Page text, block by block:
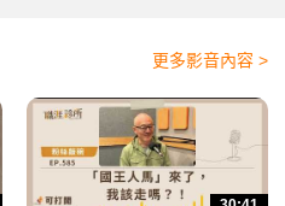
更多影音內容 >